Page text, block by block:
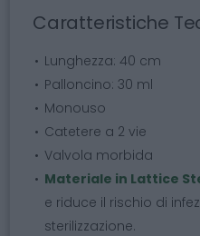
Caratteristiche
Lunghezza: 40 cm
Palloncino: 30 ml
Monouso
Catetere a 2 vie
Valvola morbida
Materiale in Lattice
e riduce il rischio di
sterilizzazione.